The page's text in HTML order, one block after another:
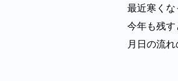
最近寒く
今年も残す
月日の流